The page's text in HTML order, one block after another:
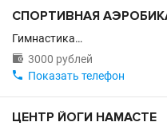
СПОРТИВНАЯ
Гимнастика…
 3000 рублей
 Показать телефон
ЦЕНТР ЙОГИ НАМАСТЕ